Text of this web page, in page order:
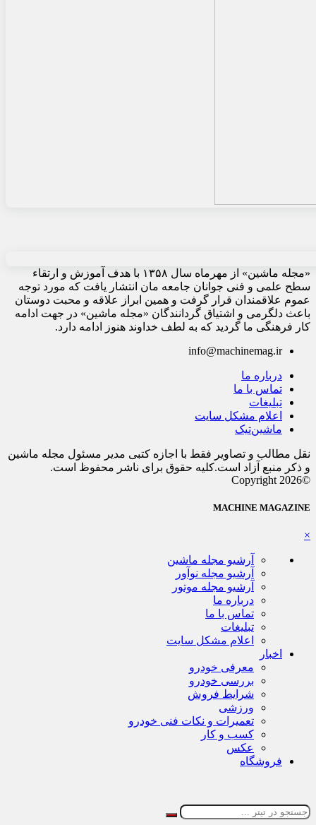
«مجله ماشین» از مهرماه سال ۱۳۵۸ با هدف آموزش و ارتقاء
سطح علمی و فنی جوانان جامعه مان انتشار یافت که مورد توجه
عموم علاقمندان قرار گرفت و همین ابراز علاقه و محبت دوستان
باعث دلگرمی و اشتیاق گردانندگان «مجله ماشین» در جهت ادامه
کار فرهنگی ما گردید که به لطف خداوند هنوز ادامه دارد.
info@machinemag.ir
درباره ما
تماس با ما
تبلیغات
اعلام مشکل سایت
ماشین‌تیک
نقل مطالب و تصاویر فقط با اجازه کتبی مدیر مسئول مجله ماشین
و ذکر منبع آزاد است.کلیه حقوق برای ناشر محفوظ است.
©Copyright 2026
MACHINE MAGAZINE
×
آرشیو مجله ماشین
آرشیو مجله نوآور
آرشیو مجله موتور
درباره ما
تماس با ما
تبلیغات
اعلام مشکل سایت
اخبار
معرفی خودرو
بررسی خودرو
شرایط فروش
ورزشی
تعمیرات و نکات فنی خودرو
کسب و کار
عکس
فروشگاه